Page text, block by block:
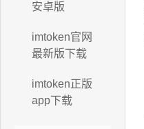
安卓版
imtoken官网
最新版下载
imtoken正版
app下载